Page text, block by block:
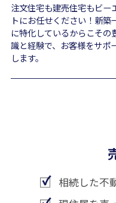
注文住宅も建売住宅もビー
トにお任せください！新築
に特化しているからこその
識と経験で、お客様をサポ
します。
相続した不